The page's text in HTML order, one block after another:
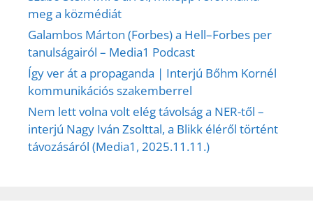
meg a közmédiát
Galambos Márton (Forbes) a Hell–Forbes per
tanulságairól – Media1 Podcast
Így ver át a propaganda | Interjú Bőhm Kornél
kommunikációs szakemberrel
Nem lett volna volt elég távolság a NER-től –
interjú Nagy Iván Zsolttal, a Blikk éléről történt
távozásáról (Media1, 2025.11.11.)